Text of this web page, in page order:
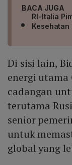
BACA JUGA
RI-Italia
Kesehatan
Di sisi lain,
energi utama
cadangan
terutama
senior
untuk
global yang